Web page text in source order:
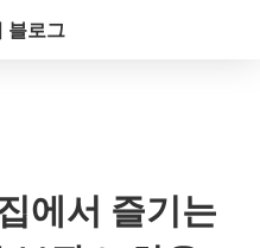
블로그
에서 즐기는